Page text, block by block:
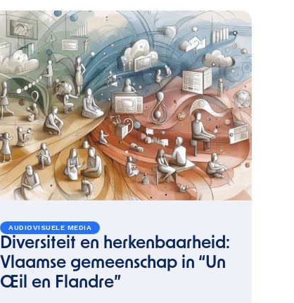
AUDIOVISUELE MEDIA
Diversiteit en herkenbaarheid:
Vlaamse gemeenschap in “Un
Œil en Flandre”